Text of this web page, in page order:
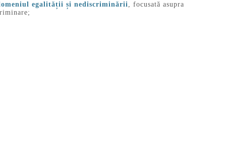
egalității și nediscriminării, focusată asupra